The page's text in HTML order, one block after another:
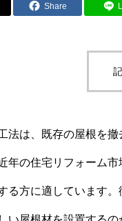
Share
法は、既存の屋根を
年の住宅リフォーム
る方に適しています